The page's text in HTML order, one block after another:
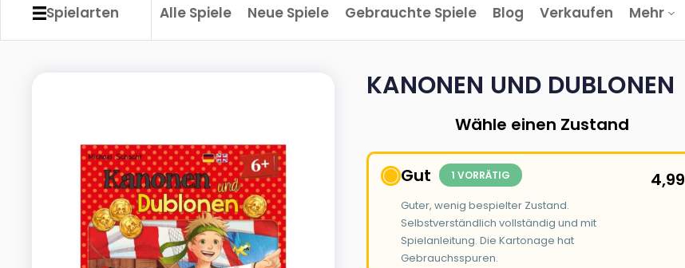
Spielarten Alle Spiele Neue Spiele Gebrauchte Spiele Blog Verkaufen Mehr
KANONEN UND DUBLONEN
Wähle einen Zustand
Gut 1 VORRÄTIG
Guter, wenig bespielter Zustand.
Selbstverständlich vollständig und mit
Spielanleitung. Die Kartonage hat
Gebrauchsspuren.
4,99